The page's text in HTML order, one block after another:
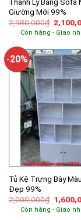
Giường Mới 99%
2,980,000₫ Giá
gốc
là:
Còn hàng - Giao
-20%
Tủ Kệ Trưng Bày
Đẹp 99%
2,000,000₫ Giá
gốc
là:
Còn hàng - Giao